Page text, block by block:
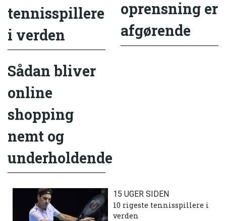
tennisspillere
i verden
oprensning er
afgørende
Sådan bliver
online
shopping
nemt og
underholdende
15 UGER SIDEN
10 rigeste tennisspillere i
verden